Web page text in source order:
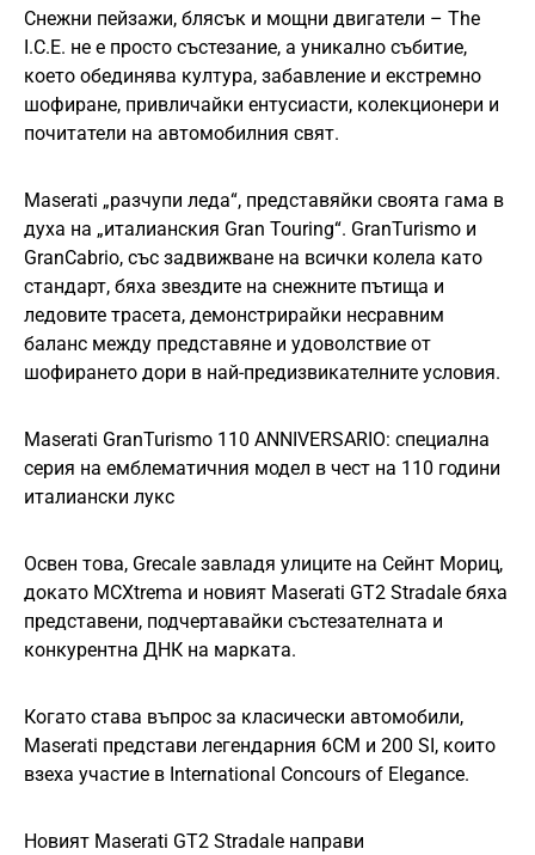
Снежни пейзажи, блясък и мощни двигатели – The
I.C.E. не е просто състезание, а уникално събитие,
което обединява култура, забавление и екстремно
шофиране, привличайки ентусиасти, колекционери и
почитатели на автомобилния свят.
Maserati „разчупи леда“, представяйки своята гама в
духа на „италианския Gran Touring“. GranTurismo и
GranCabrio, със задвижване на всички колела като
стандарт, бяха звездите на снежните пътища и
ледовите трасета, демонстрирайки несравним
баланс между представяне и удоволствие от
шофирането дори в най-предизвикателните условия.
Maserati GranTurismo 110 ANNIVERSARIO: специална
серия на емблематичния модел в чест на 110 години
италиански лукс
Освен това, Grecale завладя улиците на Сейнт Мориц,
докато MCXtrema и новият Maserati GT2 Stradale бяха
представени, подчертавайки състезателната и
конкурентна ДНК на марката.
Когато става въпрос за класически автомобили,
Maserati представи легендарния 6CM и 200 SI, които
взеха участие в International Concours of Elegance.
Новият Maserati GT2 Stradale направи